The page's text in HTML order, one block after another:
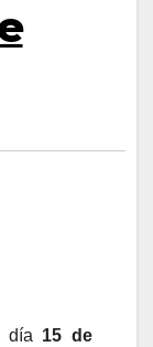
día 15 de